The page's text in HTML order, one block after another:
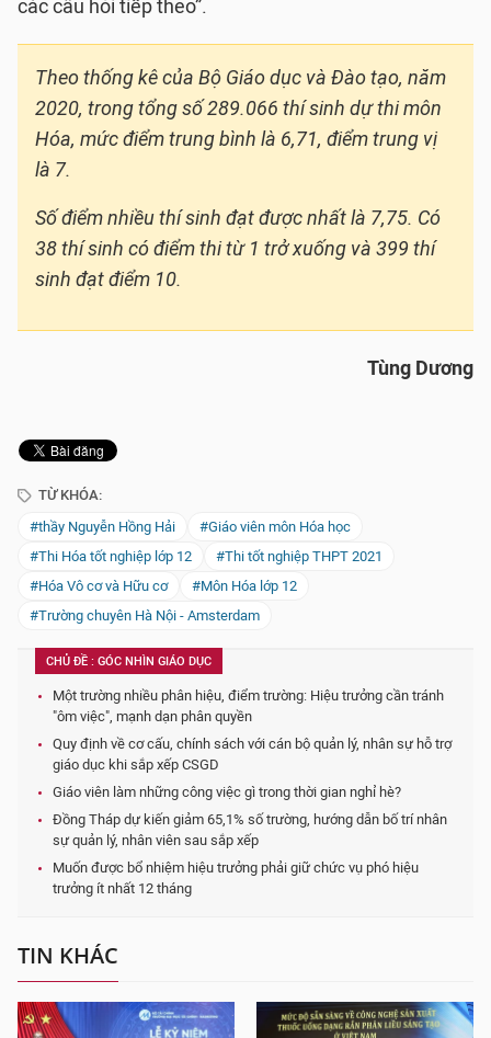
các câu hỏi tiếp theo”.
Theo thống kê của Bộ Giáo dục và Đào tạo, năm
2020, trong tổng số 289.066 thí sinh dự thi môn
Hóa, mức điểm trung bình là 6,71, điểm trung vị
là 7.
Số điểm nhiều thí sinh đạt được nhất là 7,75. Có
38 thí sinh có điểm thi từ 1 trở xuống và 399 thí
sinh đạt điểm 10.
Tùng Dương
TỪ KHÓA:
#thầy Nguyễn Hồng Hải
#Giáo viên môn Hóa học
#Thi Hóa tốt nghiệp lớp 12
#Thi tốt nghiệp THPT 2021
#Hóa Vô cơ và Hữu cơ
#Môn Hóa lớp 12
#Trường chuyên Hà Nội - Amsterdam
CHỦ ĐỀ : GÓC NHÌN GIÁO DỤC
Một trường nhiều phân hiệu, điểm trường: Hiệu trưởng cần tránh
"ôm việc", mạnh dạn phân quyền
Quy định về cơ cấu, chính sách với cán bộ quản lý, nhân sự hỗ trợ
giáo dục khi sắp xếp CSGD
Giáo viên làm những công việc gì trong thời gian nghỉ hè?
Đồng Tháp dự kiến giảm 65,1% số trường, hướng dẫn bố trí nhân
sự quản lý, nhân viên sau sắp xếp
Muốn được bổ nhiệm hiệu trưởng phải giữ chức vụ phó hiệu
trưởng ít nhất 12 tháng
TIN KHÁC